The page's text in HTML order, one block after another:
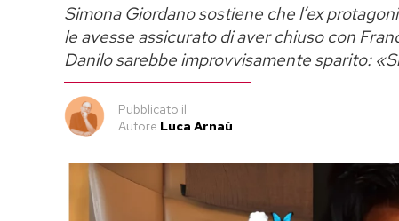
Simona Giordano sostiene che l’ex
le avesse assicurato di aver chiuso con
Danilo sarebbe improvvisamente sparito:
Pubblicato il
Autore Luca Arnaù